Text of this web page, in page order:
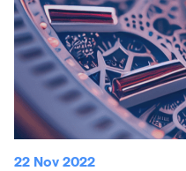
22 Nov 2022